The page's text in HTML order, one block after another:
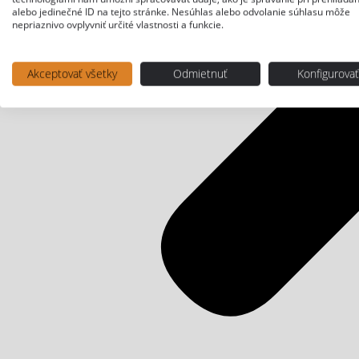
alebo jedinečné ID na tejto stránke. Nesúhlas alebo odvolanie súhlasu môže
nepriaznivo ovplyvniť určité vlastnosti a funkcie.
Akceptovať všetky Odmietnuť Konfigurovať